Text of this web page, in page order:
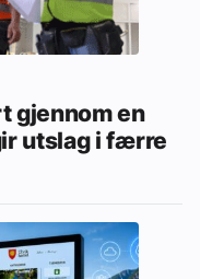
gjennom en
utslag i færre